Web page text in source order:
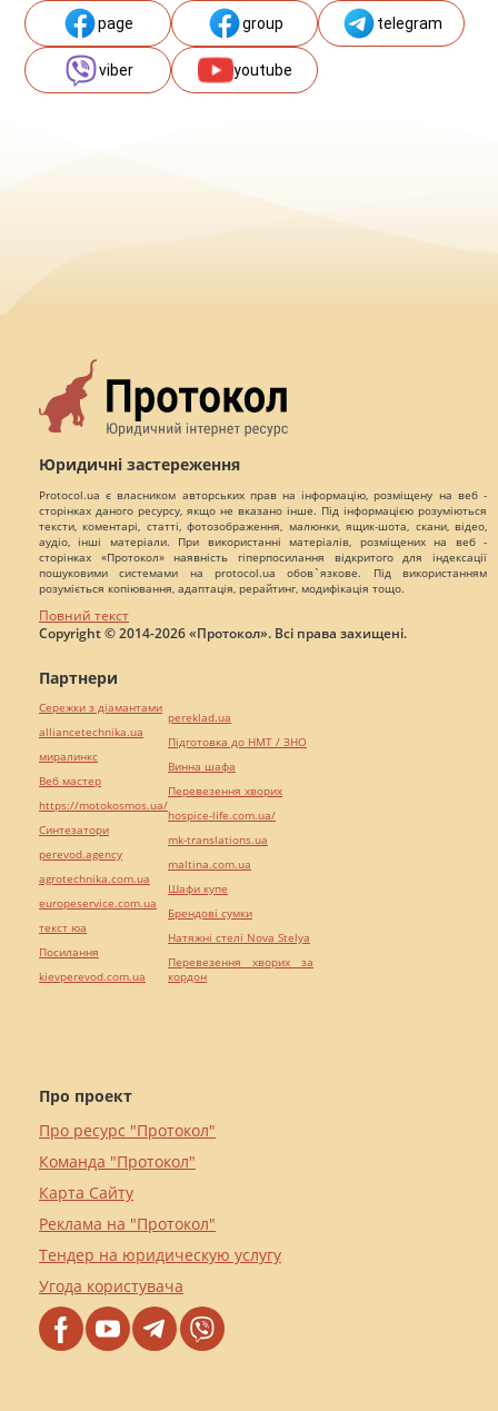
page group telegram
viber youtube
Юридичні застереження
Protocol.ua є власником авторських прав на інформацію, розміщену на веб -
сторінках даного ресурсу, якщо не вказано інше. Під інформацією розуміються
тексти, коментарі, статті, фотозображення, малюнки, ящик-шота, скани, відео,
аудіо, інші матеріали. При використанні матеріалів, розміщених на веб -
сторінках «Протокол» наявність гіперпосилання відкритого для індексації
пошуковими системами на protocol.ua обов`язкове. Під використанням
розуміється копіювання, адаптація, рерайтинг, модифікація тощо.
Повний текст
Copyright © 2014-2026 «Протокол». Всі права захищені.
Про проект
Про ресурс "Протокол"
Команда "Протокол"
Карта Сайту
Реклама на "Протокол"
Тендер на юридическую услугу
Угода користувача
Партнери
Сережки з діамантами
alliancetechnika.ua
миралинкс
Веб мастер
https://motokosmos.ua/
Синтезатори
perevod.agency
agrotechnika.com.ua
europeservice.com.ua
текст юа
Посилання
kievperevod.com.ua
pereklad.ua
Підготовка до НМТ / ЗНО
Винна шафа
Перевезення хворих
hospice-life.com.ua/
mk-translations.ua
maltina.com.ua
Шафи купе
Брендові сумки
Натяжні стелі Nova Stelya
Перевезення хворих за
кордон